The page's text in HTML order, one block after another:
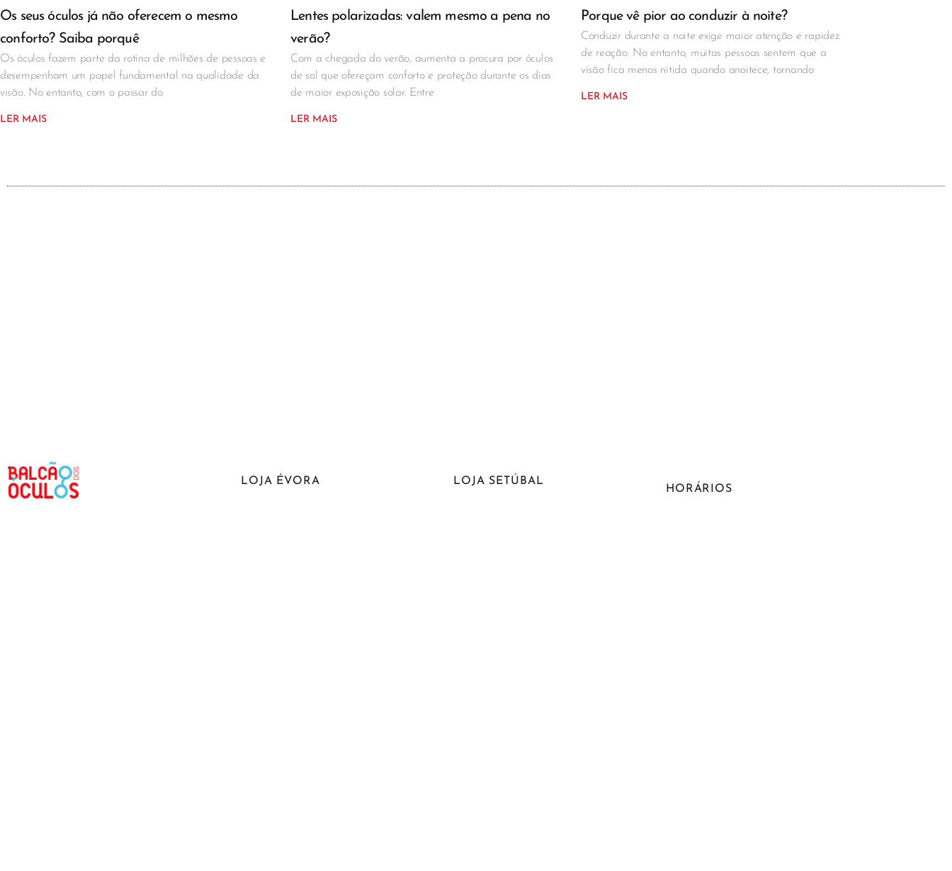
Os seus óculos já não oferecem o mesmo
conforto? Saiba porquê
Os óculos fazem parte da rotina de milhões de pessoas e
desempenham um papel fundamental na qualidade da
visão. No entanto, com o passar do
LER MAIS
Lentes polarizadas: valem mesmo a pena no
verão?
Com a chegada do verão, aumenta a procura por óculos
de sol que ofereçam conforto e proteção durante os dias
de maior exposição solar. Entre
LER MAIS
Porque vê pior ao conduzir à noite?
Conduzir durante a noite exige maior atenção e rapidez
de reação. No entanto, muitas pessoas sentem que a
visão fica menos nítida quando anoitece, tornando
LER MAIS
LOJA ÉVORA LOJA SETÚBAL
HORÁRIOS